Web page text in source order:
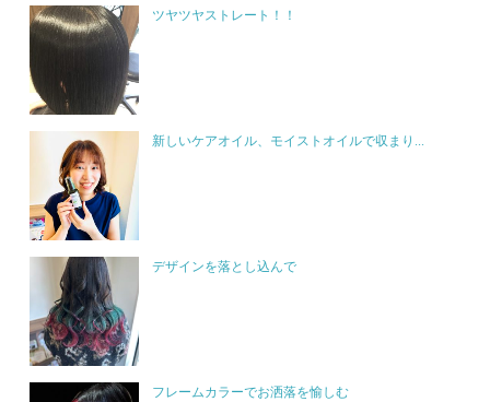
ツヤツヤストレート！！
新しいケアオイル、モイストオイルで収まり...
デザインを落とし込んで
フレームカラーでお洒落を愉しむ